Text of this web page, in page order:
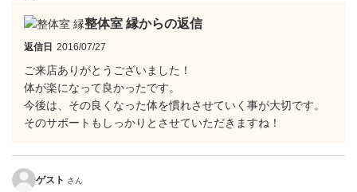
整体室 縁からの返信
返信日 2016/07/27
ご来店ありがとうございました！
体が楽になって良かったです。
今後は、その良くなった体を慣れさせていく事が大切です。
そのサポートもしっかりとさせていただきますね！
ゲスト さん